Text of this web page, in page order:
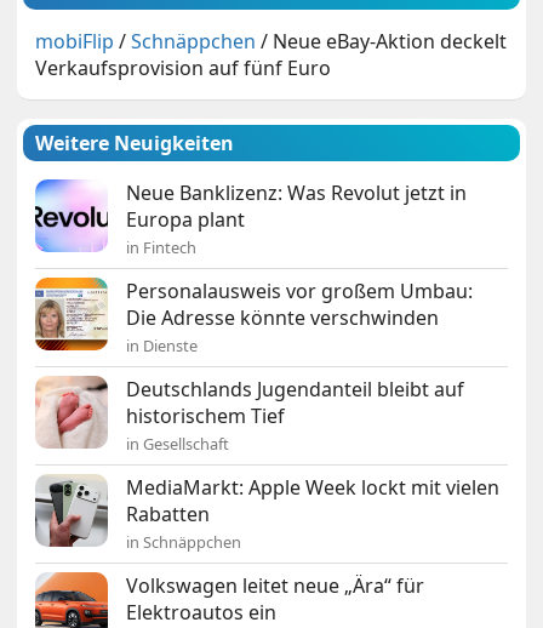
mobiFlip /Schnäppchen / Neue eBay-Aktion deckelt
Verkaufsprovision auf fünf Euro
Weitere Neuigkeiten
Neue Banklizenz: Was Revolut jetzt in
Europa plant
in Fintech
Personalausweis vor großem Umbau:
Die Adresse könnte verschwinden
in Dienste
Deutschlands Jugendanteil bleibt auf
historischem Tief
in Gesellschaft
MediaMarkt: Apple Week lockt mit vielen
Rabatten
in Schnäppchen
Volkswagen leitet neue „Ära“ für
Elektroautos ein